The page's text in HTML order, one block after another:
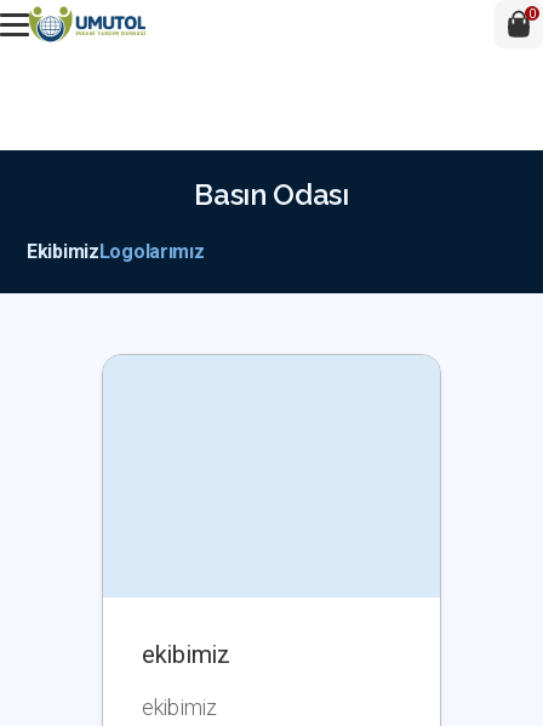
0
Basın Odası
EkibimizLogolarımız
ekibimiz
ekibimiz